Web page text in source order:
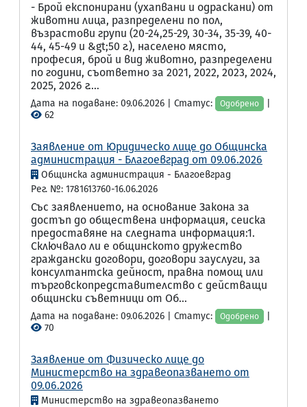
- Брой експонирани (ухапвани и одраскани) от
животни лица, разпределени по пол,
възрастови групи (20-24,25-29, 30-34, 35-39, 40-
44, 45-49 и &gt;50 г.), населено място,
професия, брой и вид животно, разпределени
по години, съответно за 2021, 2022, 2023, 2024,
2025, 2026 г....
Дата на подаване: 09.06.2026 | Статус: Одобрено
62
Заявление от Юридическо лице до Общинска
администрация - Благоевград от 09.06.2026
Общинска администрация - Благоевград
Рег. №: 1781613760-16.06.2026
Със заявлението, на основание Закона за
достъп до обществена информация, сеиска
предоставяне на следната информация:1.
Сключвало ли е общинското дружество
граждански договори, договори зауслуги, за
консултантска дейност, правна помощ или
търговскопредставителство с действащи
общински съветници от Об...
Дата на подаване: 09.06.2026 | Статус: Одобрено
70
Заявление от Физическо лице до
Министерство на здравеопазването от
09.06.2026
Министерство на здравеопазването